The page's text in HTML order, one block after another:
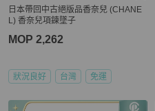
日本帶回中古絕版品香奈兒 (CHANE
L) 香奈兒項鍊墜子
MOP 2,262
狀況良好 台灣 免運